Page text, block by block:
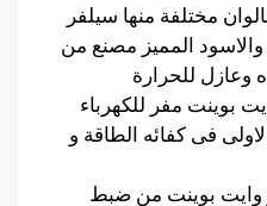
مختلفة منها سيلفر
المميز مصنع من
وعازل للحرارة
بوينت مفر للكهرباء
فى كفائه الطاقة و
وايت بوينت من ضبط